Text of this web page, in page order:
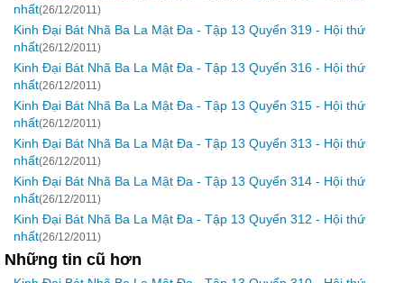
nhất(26/12/2011)
Kinh Đại Bát Nhã Ba La Mật Đa - Tập 13 Quyển 319 - Hội thứ
nhất(26/12/2011)
Kinh Đại Bát Nhã Ba La Mật Đa - Tập 13 Quyển 316 - Hội thứ
nhất(26/12/2011)
Kinh Đại Bát Nhã Ba La Mật Đa - Tập 13 Quyển 315 - Hội thứ
nhất(26/12/2011)
Kinh Đại Bát Nhã Ba La Mật Đa - Tập 13 Quyển 313 - Hội thứ
nhất(26/12/2011)
Kinh Đại Bát Nhã Ba La Mật Đa - Tập 13 Quyển 314 - Hội thứ
nhất(26/12/2011)
Kinh Đại Bát Nhã Ba La Mật Đa - Tập 13 Quyển 312 - Hội thứ
nhất(26/12/2011)
Những tin cũ hơn